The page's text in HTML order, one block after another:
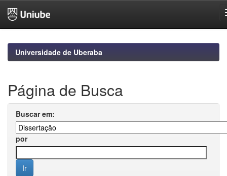
navigationUniversidade de Uberaba
Página de Busca
Buscar em:
por